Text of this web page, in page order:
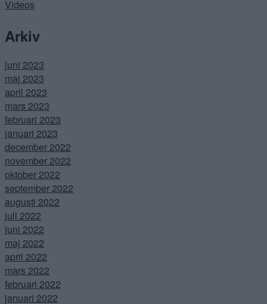
Videos
Arkiv
juni 2023
maj 2023
april 2023
mars 2023
februari 2023
januari 2023
december 2022
november 2022
oktober 2022
september 2022
augusti 2022
juli 2022
juni 2022
maj 2022
april 2022
mars 2022
februari 2022
januari 2022